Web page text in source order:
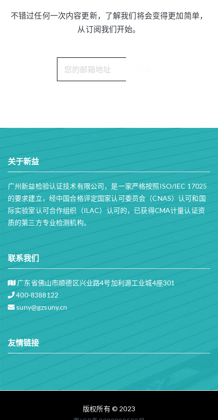
不错过任何一次内容更新，了解我们将会变得更加简单，
从订阅我们开始。
关于新益
广州新益检验认证技术有限公司，是一家严格按照ISO/IEC 17025
的要求建立，经中国合格评定国家认可委员会（CNAS）认可和国
际实验室认可合作组织（ILAC）认可的，已获得CMA计量认证资
质的第三方专业检测机构。
联系我们
广东省佛山市顺德区兴业路4号加利源工业城4座301
400-8388122
suny@gzsuny.cn
友情链接
版权所有 © 2023